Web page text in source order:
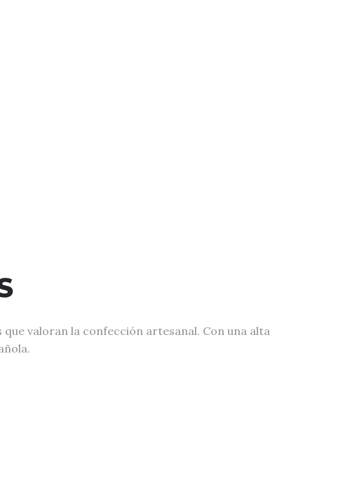
valoran la confección artesanal. Con una alta